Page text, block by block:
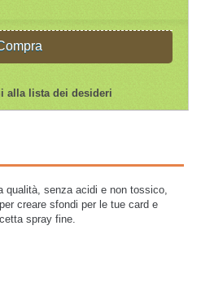
alla lista dei desideri
qualità, senza acidi e non tossico,
creare sfondi per le tue card e
spray fine.